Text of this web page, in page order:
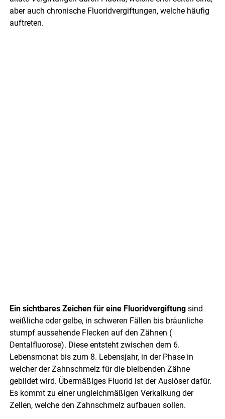
aber auch chronische Fluoridvergiftungen, welche häufig
auftreten.
Ein sichtbares Zeichen für eine Fluoridvergiftung sind
weißliche oder gelbe, in schweren Fällen bis bräunliche
stumpf aussehende Flecken auf den Zähnen (
Dentalfluorose). Diese entsteht zwischen dem 6.
Lebensmonat bis zum 8. Lebensjahr, in der Phase in
welcher der Zahnschmelz für die bleibenden Zähne
gebildet wird. Übermäßiges Fluorid ist der Auslöser dafür.
Es kommt zu einer ungleichmäßigen Verkalkung der
Zellen, welche den Zahnschmelz aufbauen sollen.